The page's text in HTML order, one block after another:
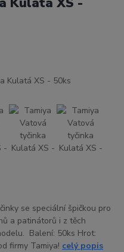
se speciální špičkou pro
a patinátorů i z těch
Balení: 50ks Hrot:
firmy Tamiya! celý popis